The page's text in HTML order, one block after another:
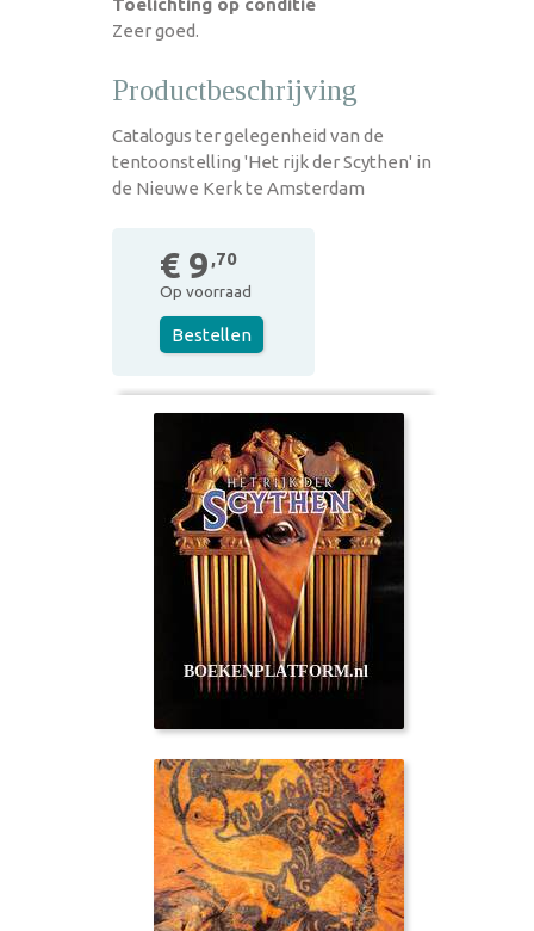
Zeer goed.
Productbeschrijving
Catalogus ter gelegenheid van de
tentoonstelling 'Het rijk der Scythen' in
de Nieuwe Kerk te Amsterdam
€ 9 ,70
Op voorraad
Bestellen